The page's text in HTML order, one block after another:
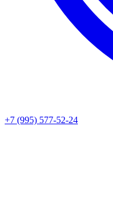
+7 (995) 577-52-24